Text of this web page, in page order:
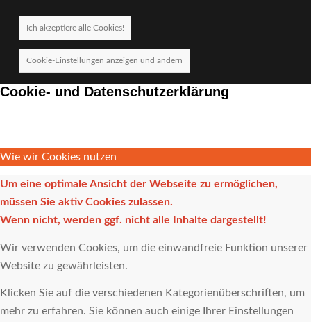
Ich akzeptiere alle Cookies!
Cookie-Einstellungen anzeigen und ändern
Cookie- und Datenschutzerklärung
Wie wir Cookies nutzen
Um eine optimale Ansicht der Webseite zu ermöglichen,
müssen Sie aktiv Cookies zulassen.
Wenn nicht, werden ggf. nicht alle Inhalte dargestellt!
Wir verwenden Cookies, um die einwandfreie Funktion unserer
Website zu gewährleisten.
Klicken Sie auf die verschiedenen Kategorienüberschriften, um
mehr zu erfahren. Sie können auch einige Ihrer Einstellungen